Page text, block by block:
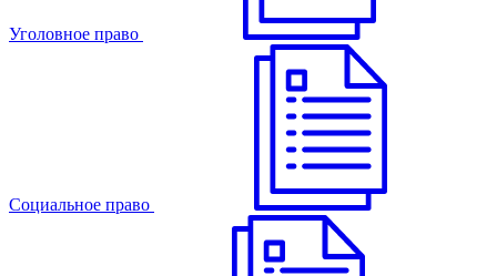
Уголовное право
Cоциальное право